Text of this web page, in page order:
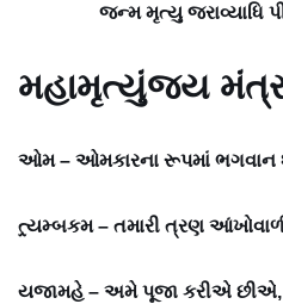
જન્મ મૃત્યુ જરાવ્યાધિ
મહામૃત્યુંજય
ઓમ – ઓમકારના રૂપમાં ભગવાન
ત્ર્યમ્બકમ – તમારી ત્રણ
યજામહે – અમે પૂજા કરીએ છીએ,